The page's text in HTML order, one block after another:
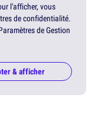
l'afficher, vous
de confidentialité.
de Gestion
& afficher